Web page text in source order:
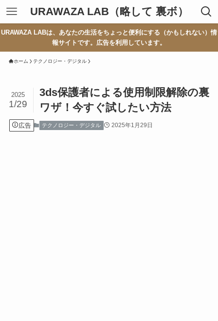
URAWAZA LAB（略して 裏ボ）
URAWAZA LABは、あなたの生活をちょっと便利にする（かもしれない）情
報サイトです。広告を利用しています。
ホーム テクノロジー・デジタル
3ds保護者による使用制限解除の裏
ワザ！今すぐ試したい方法
2025
1/29
広告 テクノロジー・デジタル 2025年1月29日